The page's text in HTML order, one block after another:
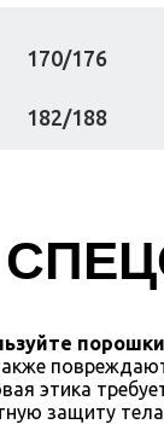
170/176
182/188
этика
защиту